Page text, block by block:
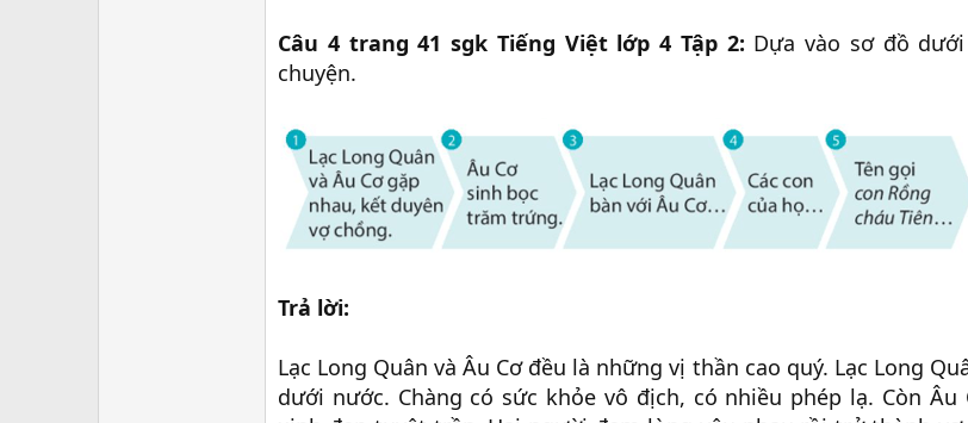
Câu 4 trang 41 sgk Tiếng Việt lớp 4 Tập 2: Dựa vào sơ đồ
chuyện.
Trả lời:
Lạc Long Quân và Âu Cơ đều là những vị thần cao quý. Lạc Long
dưới nước. Chàng có sức khỏe vô địch, có nhiều phép lạ. Còn Âu